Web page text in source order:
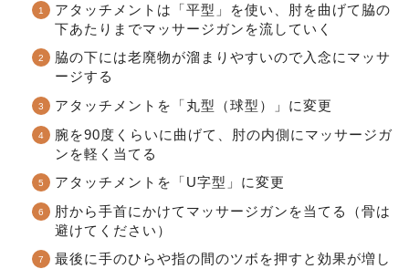
アタッチメントは「平型」を使い、肘を曲げて脇の
下あたりまでマッサージガンを流していく
脇の下には老廃物が溜まりやすいので入念にマッサ
ージする
アタッチメントを「丸型（球型）」に変更
腕を90度くらいに曲げて、肘の内側にマッサージガ
ンを軽く当てる
アタッチメントを「U字型」に変更
肘から手首にかけてマッサージガンを当てる（骨は
避けてください）
最後に手のひらや指の間のツボを押すと効果が増し